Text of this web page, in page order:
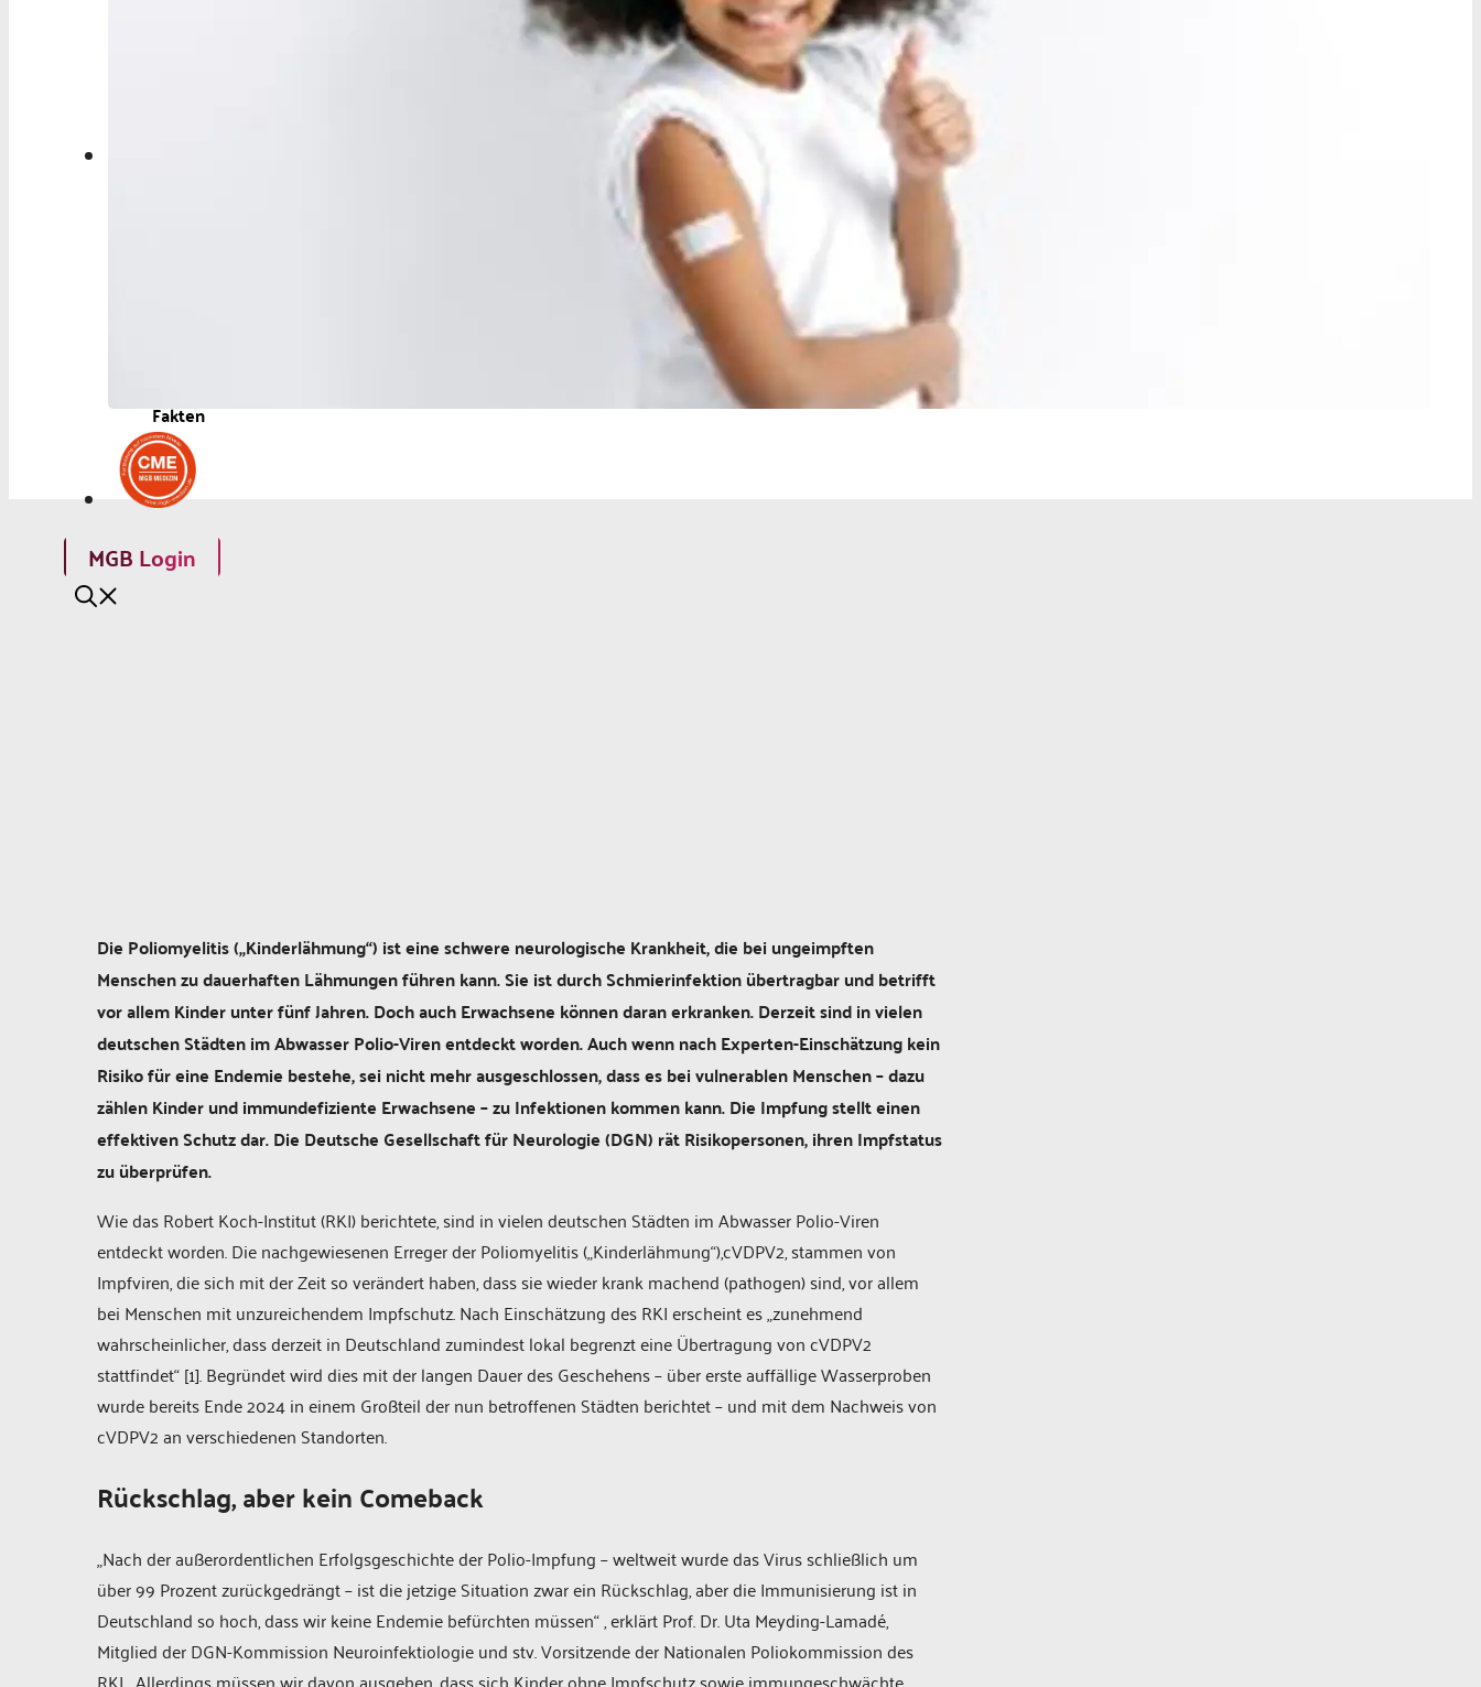
Fakten
MGB Login
Die Poliomyelitis („Kinderlähmung“) ist eine schwere neurologische Krankheit, die bei ungeimpften
Menschen zu dauerhaften Lähmungen führen kann. Sie ist durch Schmierinfektion übertragbar und betrifft
vor allem Kinder unter fünf Jahren. Doch auch Erwachsene können daran erkranken. Derzeit sind in vielen
deutschen Städten im Abwasser Polio-Viren entdeckt worden. Auch wenn nach Experten-Einschätzung kein
Risiko für eine Endemie bestehe, sei nicht mehr ausgeschlossen, dass es bei vulnerablen Menschen – dazu
zählen Kinder und immundefiziente Erwachsene – zu Infektionen kommen kann. Die Impfung stellt einen
effektiven Schutz dar. Die Deutsche Gesellschaft für Neurologie (DGN) rät Risikopersonen, ihren Impfstatus
zu überprüfen.
Wie das Robert Koch-Institut (RKI) berichtete, sind in vielen deutschen Städten im Abwasser Polio-Viren
entdeckt worden. Die nachgewiesenen Erreger der Poliomyelitis („Kinderlähmung“),cVDPV2, stammen von
Impfviren, die sich mit der Zeit so verändert haben, dass sie wieder krank machend (pathogen) sind, vor allem
bei Menschen mit unzureichendem Impfschutz. Nach Einschätzung des RKI erscheint es „zunehmend
wahrscheinlicher, dass derzeit in Deutschland zumindest lokal begrenzt eine Übertragung von cVDPV2
stattfindet“ [1]. Begründet wird dies mit der langen Dauer des Geschehens – über erste auffällige Wasserproben
wurde bereits Ende 2024 in einem Großteil der nun betroffenen Städten berichtet – und mit dem Nachweis von
cVDPV2 an verschiedenen Standorten.
Rückschlag, aber kein Comeback
„Nach der außerordentlichen Erfolgsgeschichte der Polio-Impfung – weltweit wurde das Virus schließlich um
über 99 Prozent zurückgedrängt – ist die jetzige Situation zwar ein Rückschlag, aber die Immunisierung ist in
Deutschland so hoch, dass wir keine Endemie befürchten müssen“ , erklärt Prof. Dr. Uta Meyding-Lamadé,
Mitglied der DGN-Kommission Neuroinfektiologie und stv. Vorsitzende der Nationalen Poliokommission des